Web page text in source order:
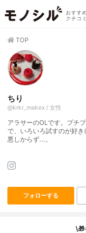
おすす
クチコ
TOP
ちり
@krkr_makex / 女性
アラサーのOLです。プチ
で、いろいろ試すのが好
悪しからず...。
フォローする
\🎁